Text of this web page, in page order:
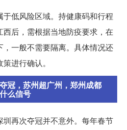
低风险区域。持健康码和行程
后，需根据当地防疫要求，在
一般不需要隔离。具体情况还
进行确认。
冠，苏州超广州，郑州成都
么信号
再次夺冠并不意外。每年春节